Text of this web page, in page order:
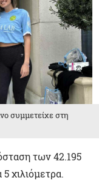
συμμετείχε στη
των 42.195
χιλιόμετρα.